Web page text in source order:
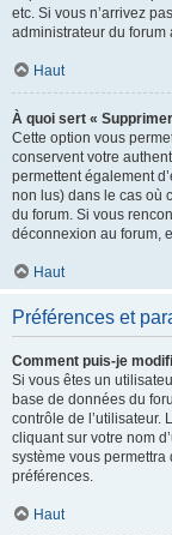
etc. Si vous n’arrivez
administrateur du forum
Haut
À quoi sert «
Cette option vous
conservent votre
permettent également
non lus) dans le cas où
du forum. Si vous
déconnexion au forum,
Haut
Préférences et
Comment puis-je
Si vous êtes un
base de données du
contrôle de l’utilisateur.
cliquant sur votre nom
système vous
préférences.
Haut